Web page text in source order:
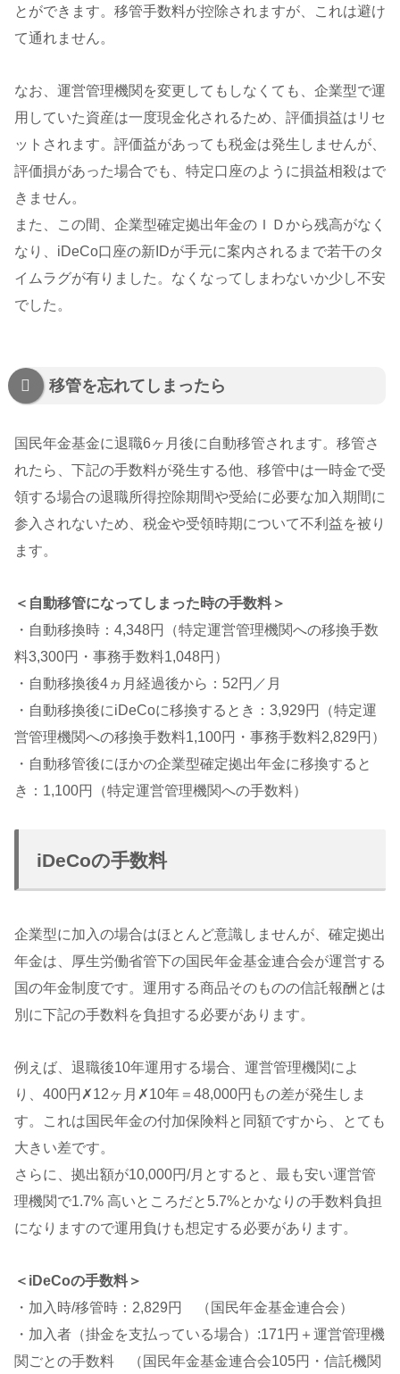
とができます。移管手数料が控除されますが、これは避け
て通れません。
なお、運営管理機関を変更してもしなくても、企業型で運
用していた資産は一度現金化されるため、評価損益はリセ
ットされます。評価益があっても税金は発生しませんが、
評価損があった場合でも、特定口座のように損益相殺はで
きません。
また、この間、企業型確定拠出年金のＩＤから残高がなく
なり、iDeCo口座の新IDが手元に案内されるまで若干のタ
イムラグが有りました。なくなってしまわないか少し不安
でした。
移管を忘れてしまったら
国民年金基金に退職6ヶ月後に自動移管されます。移管さ
れたら、下記の手数料が発生する他、移管中は一時金で受
領する場合の退職所得控除期間や受給に必要な加入期間に
参入されないため、税金や受領時期について不利益を被り
ます。
＜自動移管になってしまった時の手数料＞
・自動移換時：4,348円（特定運営管理機関への移換手数
料3,300円・事務手数料1,048円）
・自動移換後4ヵ月経過後から：52円／月
・自動移換後にiDeCoに移換するとき：3,929円（特定運
営管理機関への移換手数料1,100円・事務手数料2,829円）
・自動移管後にほかの企業型確定拠出年金に移換すると
き：1,100円（特定運営管理機関への手数料）
iDeCoの手数料
企業型に加入の場合はほとんど意識しませんが、確定拠出
年金は、厚生労働省管下の国民年金基金連合会が運営する
国の年金制度です。運用する商品そのものの信託報酬とは
別に下記の手数料を負担する必要があります。
例えば、退職後10年運用する場合、運営管理機関によ
り、400円✗12ヶ月✗10年＝48,000円もの差が発生しま
す。これは国民年金の付加保険料と同額ですから、とても
大きい差です。
さらに、拠出額が10,000円/月とすると、最も安い運営管
理機関で1.7% 高いところだと5.7%とかなりの手数料負担
になりますので運用負けも想定する必要があります。
＜iDeCoの手数料＞
・加入時/移管時：2,829円 （国民年金基金連合会）
・加入者（掛金を支払っている場合）:171円＋運営管理機
関ごとの手数料 （国民年金基金連合会105円・信託機関